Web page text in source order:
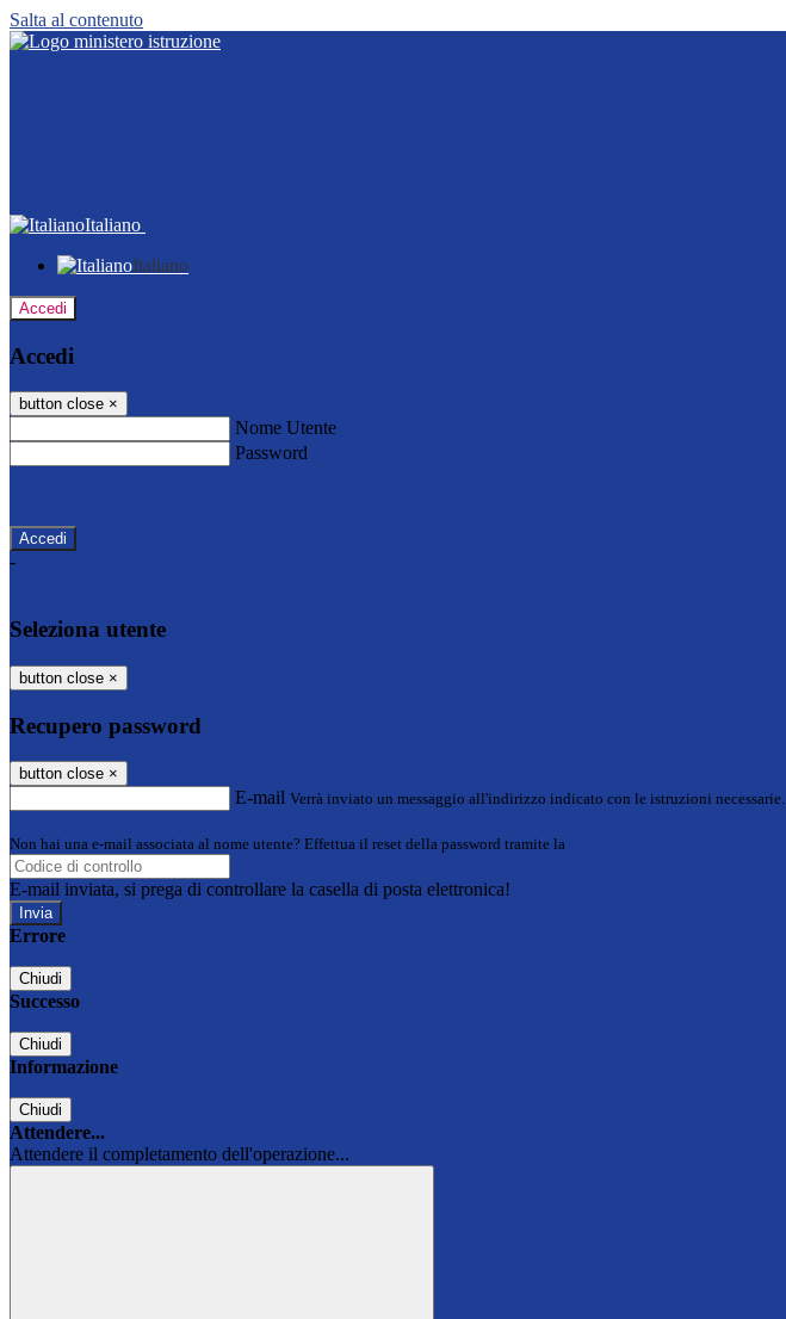
Salta al contenuto
Italiano
Italiano
Accedi
Accedi
button close ×
Nome Utente
Password
-
Seleziona utente
button close ×
Recupero password
button close ×
E-mail Verrà inviato un messaggio all'indirizzo indicato con le istruzioni necessarie.
Non hai una e-mail associata al nome utente? Effettua il reset della password tramite la
E-mail inviata, si prega di controllare la casella di posta elettronica!
Errore
Chiudi
Successo
Chiudi
Informazione
Chiudi
Attendere...
Attendere il completamento dell'operazione...